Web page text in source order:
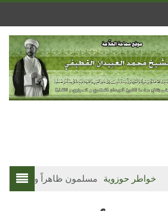
خواطر حوزوية مسلمون ظاهراً وواقعاً(3)